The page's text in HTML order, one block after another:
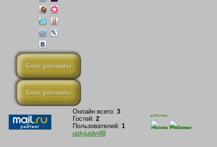
Блок рекламы
Блок рекламы
Онлайн всего: 3
Гостей: 2
Пользователей: 1
ujdyjujdyj48